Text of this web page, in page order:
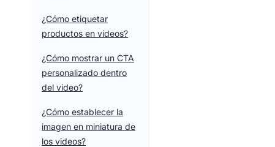
¿Cómo etiquetar
productos en videos?
¿Cómo mostrar un CTA
personalizado dentro
del video?
¿Cómo establecer la
imagen en miniatura de
los videos?